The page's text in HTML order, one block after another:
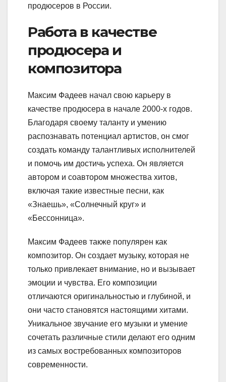
продюсеров в России.
Работа в качестве
продюсера и
композитора
Максим Фадеев начал свою карьеру в
качестве продюсера в начале 2000-х годов.
Благодаря своему таланту и умению
распознавать потенциал артистов, он смог
создать команду талантливых исполнителей
и помочь им достичь успеха. Он является
автором и соавтором множества хитов,
включая такие известные песни, как
«Знаешь», «Солнечный круг» и
«Бессонница».
Максим Фадеев также популярен как
композитор. Он создает музыку, которая не
только привлекает внимание, но и вызывает
эмоции и чувства. Его композиции
отличаются оригинальностью и глубиной, и
они часто становятся настоящими хитами.
Уникальное звучание его музыки и умение
сочетать различные стили делают его одним
из самых востребованных композиторов
современности.